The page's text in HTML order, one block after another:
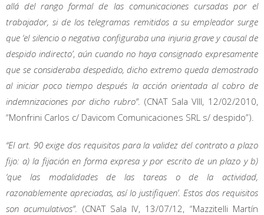
allá del rango formal de las comunicaciones cursadas por el
trabajador, si de los telegramas remitidos a su empleador surge
que ‘el silencio o negativa configuraba una injuria grave y causal de
despido indirecto’, aún cuando no haya consignado expresamente
que se consideraba despedido, dicho extremo queda demostrado
al iniciar poco tiempo después la acción orientada al cobro de
indemnizaciones por dicho rubro”. (CNAT Sala VIII, 12/02/2010,
“Monfrini Carlos c/ Davicom Comunicaciones SRL s/ despido”).
“El art. 90 exige dos requisitos para la validez del contrato a plazo
fijo: a) la fijación en forma expresa y por escrito de un plazo y b)
‘que las modalidades de las tareas o de la actividad,
razonablemente apreciadas, así lo justifiquen’. Estos dos requisitos
son acumulativos”. (CNAT Sala IV, 13/07/12, “Mazzitelli Martín